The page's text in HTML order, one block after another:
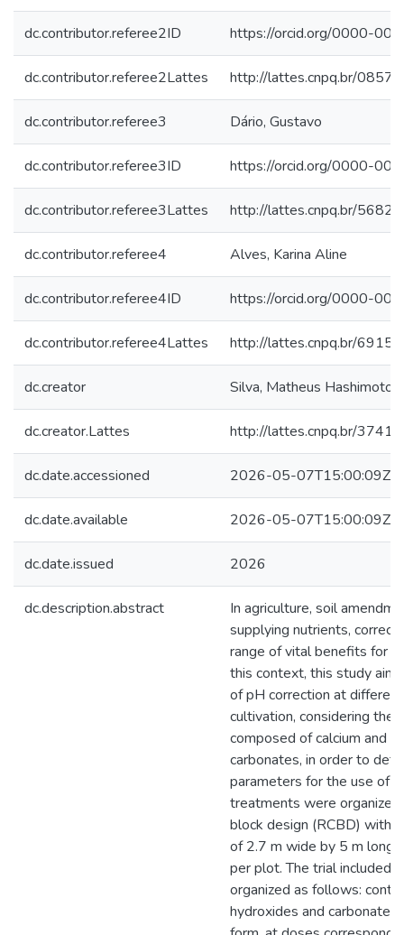
dc.contributor.referee2ID https://orcid.org/0000-
dc.contributor.referee2Lattes http://lattes.cnpq.br/
dc.contributor.referee3 Dário, Gustavo
dc.contributor.referee3ID https://orcid.org/0000-
dc.contributor.referee3Lattes http://lattes.cnpq.br/
dc.contributor.referee4 Alves, Karina Aline
dc.contributor.referee4ID https://orcid.org/0000-
dc.contributor.referee4Lattes http://lattes.cnpq.br/
dc.creator Silva, Matheus Hashimoto
dc.creator.Lattes http://lattes.cnpq.br/
dc.date.accessioned 2026-05-07T15:00:09Z
dc.date.available 2026-05-07T15:00:09Z
dc.date.issued 2026
dc.description.abstract
In agriculture, soil
supplying nutrients,
range of vital benefits for
this context, this study
of pH correction at
cultivation, considering the
composed of calcium and
carbonates, in order to
parameters for the use of
treatments were
block design (RCBD) with
of 2.7 m wide by 5 m long,
per plot. The trial included
organized as follows:
hydroxides and